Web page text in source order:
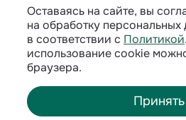
Политика обработки
Договорные
Раскрытие
2026 ООО
Оставаясь на сайте, вы
на обработку персональных
в соответствии с Политикой
использование cookie
браузера.
Принять